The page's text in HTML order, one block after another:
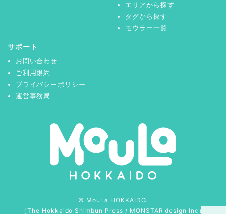
エリアから探す
タグから探す
モウラー一覧
サポート
お問い合わせ
ご利用規約
プライバシーポリシー
運営事務局
© MouLa HOKKAIDO.
（ The Hokkaido Shimbun Press / MONSTAR design Inc ）